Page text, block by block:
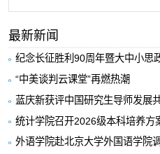
最新新闻
纪念长征胜利90周年暨大中小思
“中美谈判云课堂”再燃热潮
蓝庆新获评中国研究生导师发展
统计学院召开2026级本科培养方
外语学院赴北京大学外国语学院